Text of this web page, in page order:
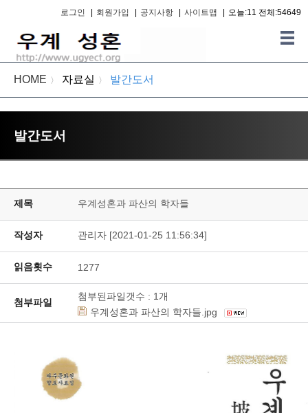
로그인 회원가입 공지사항 사이트맵 오늘:11 전체:54649
HOME 〉 자료실 〉 발간도서
발간도서
제목 우계성혼과 파산의 학자들
작성자 관리자 [2021-01-25 11:56:34]
읽음횟수 1277
첨부파일
첨부된파일갯수 : 1 개
우계성혼과 파산의 학자들.jpg